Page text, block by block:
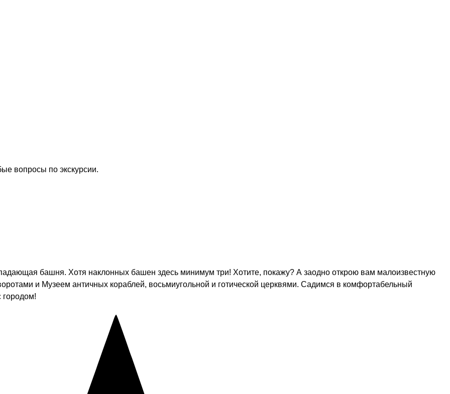
вопросы по экскурсии.
башня. Хотя наклонных башен здесь минимум три! Хотите, покажу? А заодно открою вам малоизвестную
и Музеем античных кораблей, восьмиугольной и готической церквями. Садимся в комфортабельный
городом!